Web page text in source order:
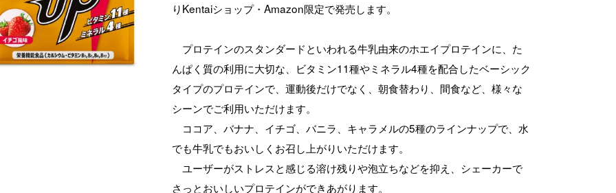
りKentaiショップ・Amazon限定で発売します。
プロテインのスタンダードといわれる牛乳由来のホエイプロテインに、た
んぱく質の利用に大切な、ビタミン11種やミネラル4種を配合したベーシック
タイプのプロテインで、運動後だけでなく、朝食替わり、間食など、様々な
シーンでご利用いただけます。
ココア、バナナ、イチゴ、バニラ、キャラメルの5種のラインナップで、水
でも牛乳でもおいしくお召し上がりいただけます。
ユーザーがストレスと感じる溶け残りや泡立ちなどを抑え、シェーカーで
さっとおいしいプロテインができあがります。